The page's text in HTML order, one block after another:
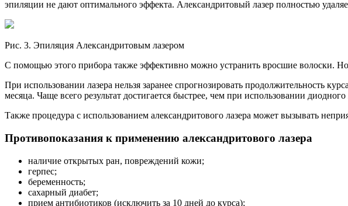
эпиляции не дают оптимального эффекта. Александритовый лазер полностью
Рис. 3. Эпиляция Александритовым лазером
С помощью этого прибора также эффективно можно устранить вросшие волоски.
При использовании лазера нельзя заранее спрогнозировать продолжительность
месяца. Чаще всего результат достигается быстрее, чем при использовании диодного
Также процедура с использованием александритового лазера может вызывать
Противопоказания к применению александритового лазера
наличие открытых ран, повреждений кожи;
герпес;
беременность;
сахарный диабет;
прием антибиотиков (исключить за 10 дней до курса);